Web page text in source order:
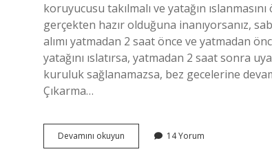
koruyucusu takılmalı ve yatağın
gerçekten hazır olduğuna inanıyorsanız,
alımı yatmadan 2 saat önce ve yatmadan
yatağını ıslatırsa, yatmadan 2 saat sonra
kuruluk sağlanamazsa, bez gecelerine
Çıkarma…
Devamını okuyun
Eğitiminde
14 Yorum